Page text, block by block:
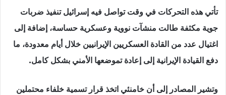
تأتي هذه التحركات في وقت تواصل فيه إسرائيل تنفيذ ضربات
جوية مكثفة طالت منشآت نووية وعسكرية حساسة، إضافة إلى
اغتيال عدد من القادة العسكريين الإيرانيين خلال أيام معدودة، ما
دفع القيادة الإيرانية إلى إعادة تموضعها الأمني بشكل كامل.
وتشير المصادر إلى أن خامنئي اتخذ قرار تسمية خلفاء محتملين